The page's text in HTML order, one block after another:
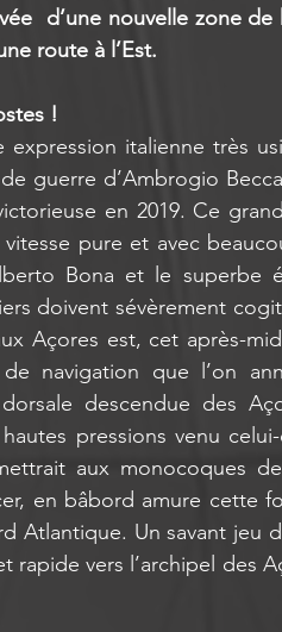
d’une nouvelle zone
route à l’Est.
!
expression italienne très
guerre d’Ambrogio
en 2019. Ce
vitesse pure et avec
Bona et le superbe
doivent sévèrement
Açores est, cet après-
navigation que l’on
descendue des
pressions venu
aux monocoques
en bâbord amure cette
Atlantique. Un savant jeu
rapide vers l’archipel des